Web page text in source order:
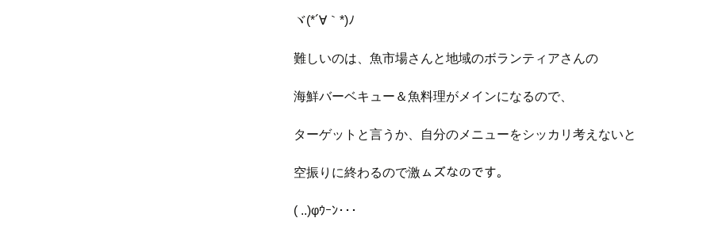
ヾ(*´∀｀*)ﾉ
難しいのは、魚市場さんと地域のボランティアさんの
海鮮バーベキュー＆魚料理がメインになるので、
ターゲットと言うか、自分のメニューをシッカリ考えないと
空振りに終わるので激ㇺズなのです。
( ..)φｳｰﾝ･･･